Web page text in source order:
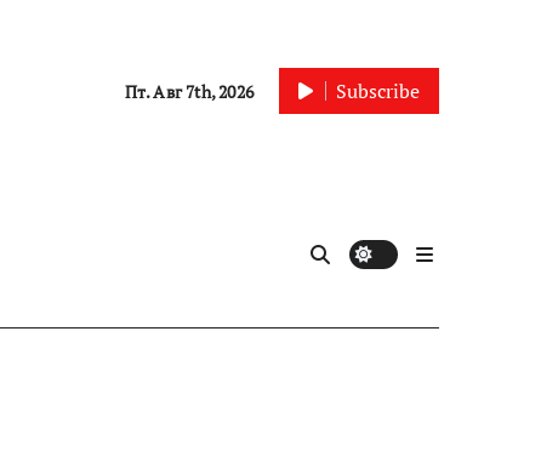
Пт. Авг 7th, 2026 Subscribe